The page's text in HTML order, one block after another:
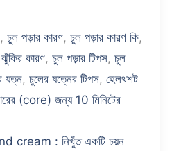
a
m
dI
n
st
e
n
g
,চুল পড়ার কারণ,চুল পড়ার কারণ কি,
কারণ, চুল পড়ার টিপস, চুল
যত্ন, চুলের যত্নের টিপস, হেলথশট
(core) জন্য 10 মিনিটের
cream : নিখুঁত একটি চয়ন